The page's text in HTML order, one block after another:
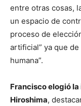
entre otras cosas,
un espacio de
proceso de
artificial” ya que
humana”.
Francisco elogió
Hiroshima,